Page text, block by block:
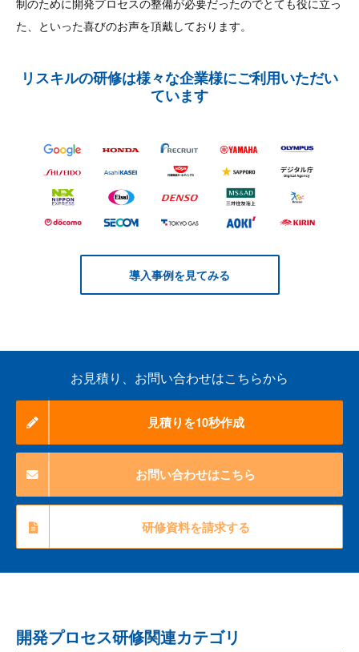
今までの現場経験と聞きかじりの知識ばかりだったので、今回改
めて学習できてよかったと思います。
よかったです。
ITソリューション企業様
内容： 満足・良かった
93.8
普段DEVの立場で業務にあたっているため、ストーリーのワーク
アジャイルは横文字が多く苦手意識があったが、ひとつひとつの
用語を丁寧に説明していただき理解できた。
改めて各ロールの役割を再認識ができたので、現場で自分自身に
も、相手にも活かしていきたいと思います。
現在アジャイル開発形式のプロジェクトに参画しているため、ユ
ーザストーリーの作成や作業管理、見積り手法など研修で学んだ
た、といった喜びのお声を頂戴しております。
リスキルの研修は様々な企業様にご利用いただい
ています
導入事例を見てみる
お見積り、お問い合わせはこちらから
見積りを10秒作成
お問い合わせはこちら
研修資料を請求する
開発プロセス研修関連カテゴリ